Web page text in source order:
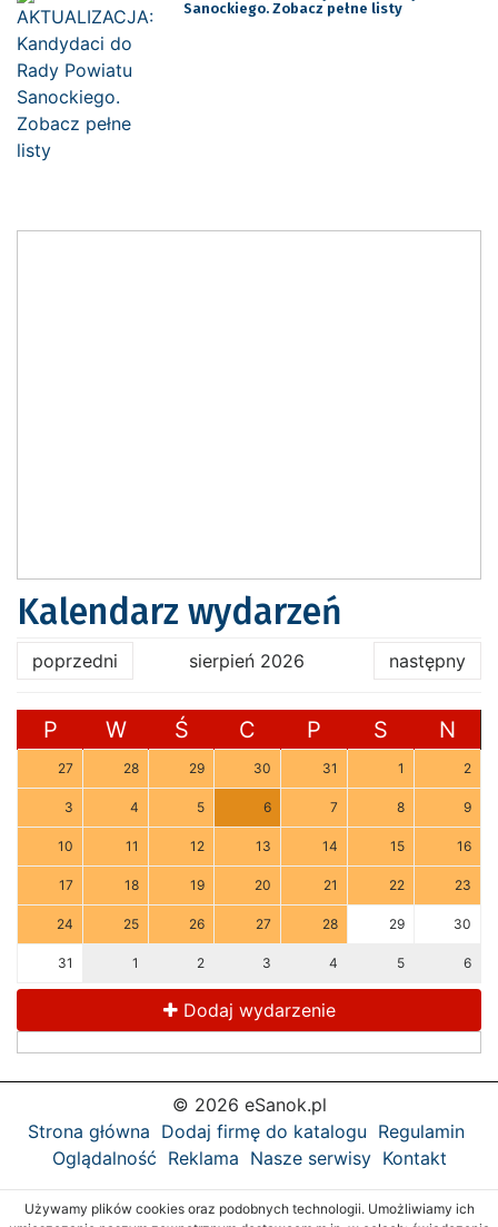
Sanockiego. Zobacz pełne listy
Kalendarz wydarzeń
poprzedni sierpień 2026 następny
P W Ś C P S N
27 28 29 30 31 1 2
3 4 5 6 7 8 9
10 11 12 13 14 15 16
17 18 19 20 21 22 23
24 25 26 27 28 29 30
31 1 2 3 4 5 6
Dodaj wydarzenie
© 2026 eSanok.pl
Strona główna Dodaj firmę do katalogu Regulamin
Oglądalność Reklama Nasze serwisy Kontakt
Używamy plików cookies oraz podobnych technologii. Umożliwiamy ich